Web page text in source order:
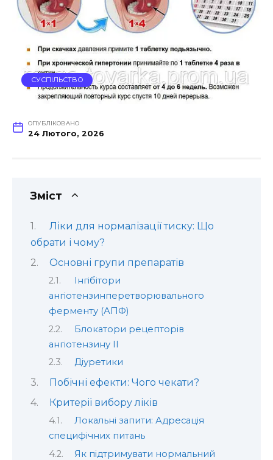
СУСПІЛЬСТВО
ОПУБЛІКОВАНО
24 Лютого, 2026
Зміст
Ліки для нормалізації тиску: Що
обрати і чому?
Основні групи препаратів
Інгібітори
ангіотензинперетворювального
ферменту (АПФ)
Блокатори рецепторів
ангіотензину II
Діуретики
Побічні ефекти: Чого чекати?
Критерії вибору ліків
Локальні запити: Адресація
специфічних питань
Як підтримувати нормальний